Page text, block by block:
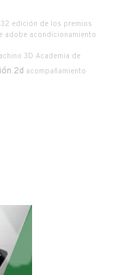
32 edición de los premios
adobe acondicionamiento
3D Academia de
2d acompañamiento